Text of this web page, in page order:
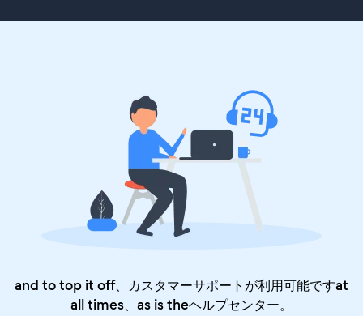
and to top it off、カスタマーサポートが利用可能ですat
all times、as is theヘルプセンター。